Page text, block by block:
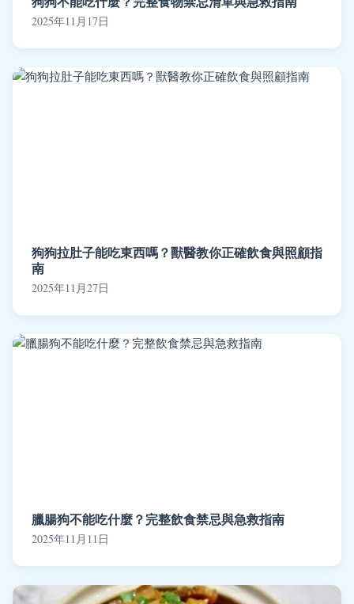
2025年11月17日
狗狗拉肚子能吃東西嗎？獸醫教你正確飲食與照顧指
南
2025年11月27日
臘腸狗不能吃什麼？完整飲食禁忌與急救指南
2025年11月11日